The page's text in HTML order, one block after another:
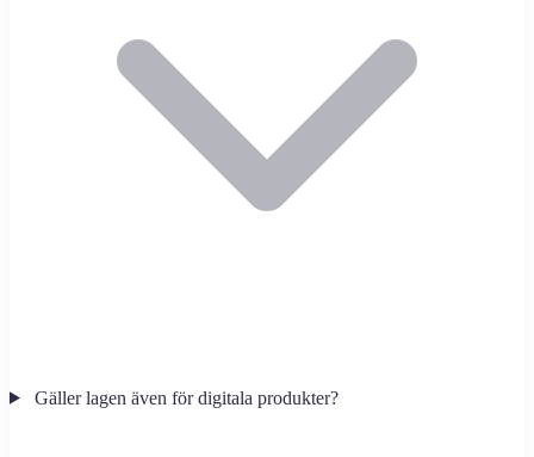
Gäller lagen även för digitala produkter?